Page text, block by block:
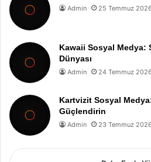
Admin 25 Temmuz 2026
Kawaii Sosyal Medya:
Dünyası
Admin 24 Temmuz 2026
Kartvizit Sosyal
Güçlendirin
Admin 23 Temmuz 2026